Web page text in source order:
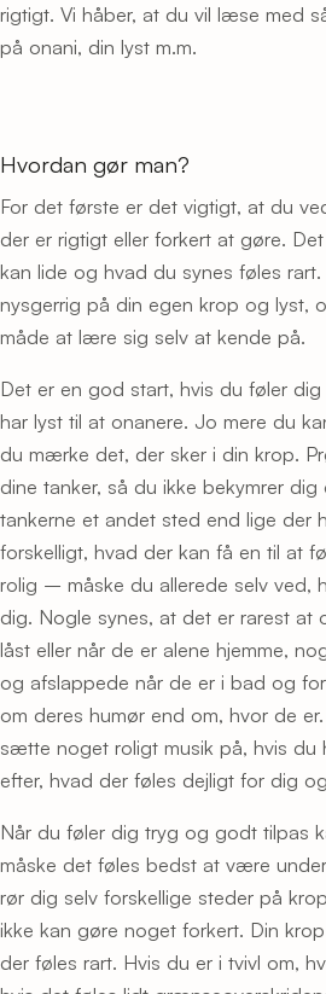
rigtigt. Vi håber, at du vil læse med
på onani, din lyst m.m.
Hvordan gør man?
For det første er det vigtigt, at du
der er rigtigt eller forkert at gøre.
kan lide og hvad du synes føles
nysgerrig på din egen krop og lyst,
måde at lære sig selv at kende på.
Det er en god start, hvis du føler
har lyst til at onanere. Jo mere du
du mærke det, der sker i din krop.
dine tanker, så du ikke bekymrer
tankerne et andet sted end lige der
forskelligt, hvad der kan få en til at
rolig – måske du allerede selv ved,
dig. Nogle synes, at det er rarest at
låst eller når de er alene hjemme,
og afslappede når de er i bad og
om deres humør end om, hvor de
sætte noget roligt musik på, hvis du
efter, hvad der føles dejligt for dig
Når du føler dig tryg og godt tilpas
måske det føles bedst at være
rør dig selv forskellige steder på
ikke kan gøre noget forkert. Din
der føles rart. Hvis du er i tvivl om,